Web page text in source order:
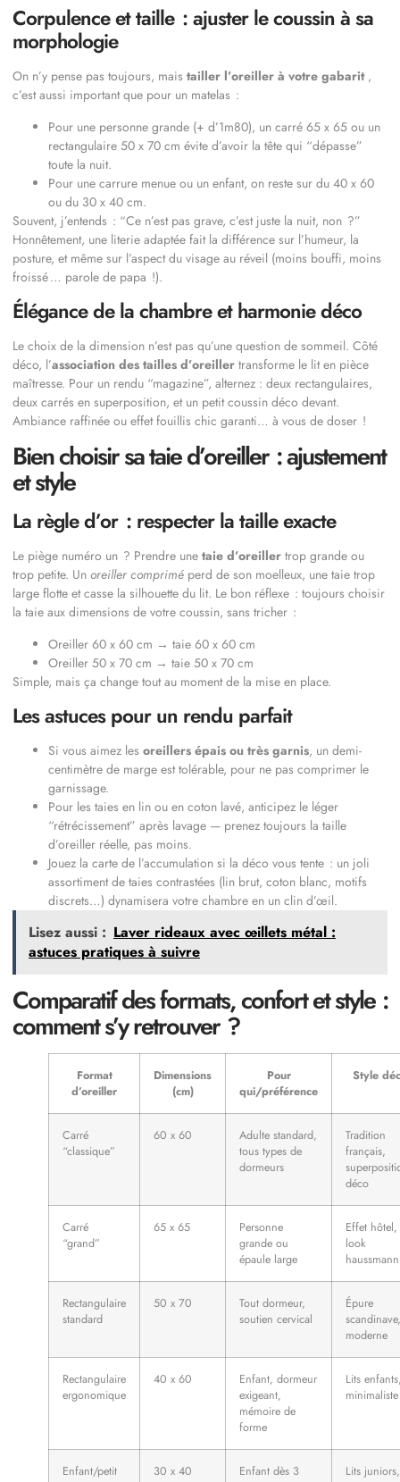
Corpulence et taille : ajuster le coussin à sa
morphologie
On n’y pense pas toujours, mais tailler l’oreiller à votre gabarit,
c’est aussi important que pour un matelas :
Pour une personne grande (+ d’1m80), un carré 65 x 65 ou un
rectangulaire 50 x 70 cm évite d’avoir la tête qui “dépasse”
toute la nuit.
Pour une carrure menue ou un enfant, on reste sur du 40 x 60
ou du 30 x 40 cm.
Souvent, j’entends : “Ce n’est pas grave, c’est juste la nuit, non ?”
Honnêtement, une literie adaptée fait la différence sur l’humeur, la
posture, et même sur l’aspect du visage au réveil (moins bouffi, moins
froissé … parole de papa !).
Élégance de la chambre et harmonie déco
Le choix de la dimension n’est pas qu’une question de sommeil. Côté
déco, l’association des tailles d’oreiller transforme le lit en pièce
maîtresse. Pour un rendu “magazine”, alternez : deux rectangulaires,
deux carrés en superposition, et un petit coussin déco devant.
Ambiance raffinée ou effet fouillis chic garanti… à vous de doser !
Bien choisir sa taie d’oreiller : ajustement
et style
La règle d’or : respecter la taille exacte
Le piège numéro un ? Prendre une taie d’oreiller trop grande ou
trop petite. Un oreiller comprimé perd de son moelleux, une taie trop
large flotte et casse la silhouette du lit. Le bon réflexe : toujours choisir
la taie aux dimensions de votre coussin, sans tricher :
Oreiller 60 x 60 cm → taie 60 x 60 cm
Oreiller 50 x 70 cm → taie 50 x 70 cm
Simple, mais ça change tout au moment de la mise en place.
Les astuces pour un rendu parfait
Si vous aimez les oreillers épais ou très garnis, un demi-
centimètre de marge est tolérable, pour ne pas comprimer le
garnissage.
Pour les taies en lin ou en coton lavé, anticipez le léger
“rétrécissement” après lavage — prenez toujours la taille
d’oreiller réelle, pas moins.
Jouez la carte de l’accumulation si la déco vous tente : un joli
assortiment de taies contrastées (lin brut, coton blanc, motifs
discrets…) dynamisera votre chambre en un clin d’œil.
Lisez aussi : Laver rideaux avec œillets métal :
astuces pratiques à suivre
Comparatif des formats, confort et style :
comment s’y retrouver ?
Format
d’oreiller
Dimensions
(cm)
Pour
qui/préférence
Style
Carré
“classique”
60 x 60
Adulte standard,
tous types de
dormeurs
Tradition
français,
déco
Carré
“grand”
65 x 65
Personne
grande ou
épaule large
Effet hôtel,
look
Rectangulaire
standard
50 x 70
Tout dormeur,
soutien cervical
Épure
scandinave,
moderne
Rectangulaire
ergonomique
40 x 60
Enfant, dormeur
exigeant,
mémoire de
forme
Lits
minimaliste
Enfant/petit
30 x 40
Enfant dès 3
Lits juniors,